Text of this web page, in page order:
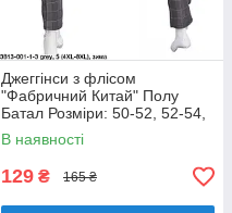
Джеггінси з флісом
"Фабричний Китай" Полу
Батал Розміри: 50-52, 52-54,
54-56, 56-58 (18128-2)
В наявності
129 ₴ 165 ₴